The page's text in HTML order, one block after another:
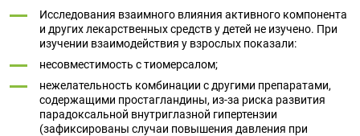
Исследования взаимного влияния активного компонента
и других лекарственных средств у детей не изучено. При
изучении взаимодействия у взрослых показали:
несовместимость с тиомерсалом;
нежелательность комбинации с другими препаратами,
содержащими простагландины, из-за риска развития
парадоксальной внутриглазной гипертензии
(зафиксированы случаи повышения давления при